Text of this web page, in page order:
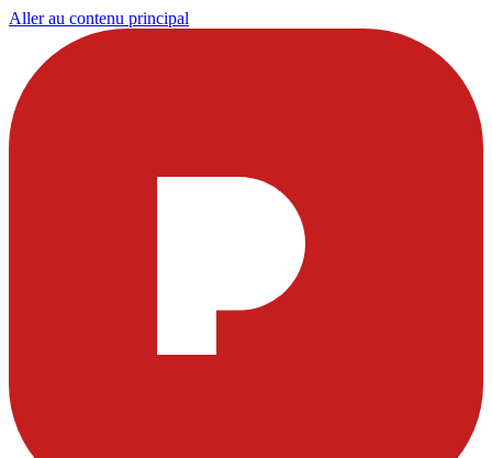
Aller au contenu principal